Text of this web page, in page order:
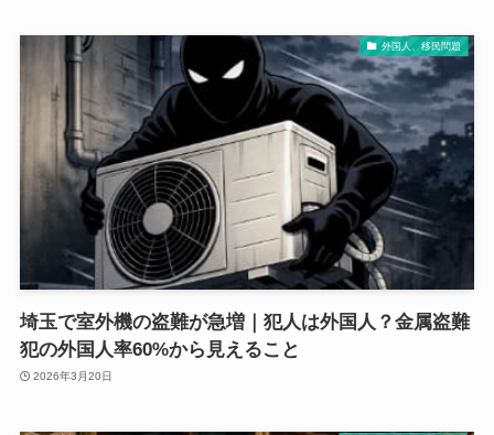
外国人、移民問題
埼玉で室外機の盗難が急増｜犯人は外国人？金属盗難
犯の外国人率60%から見えること
2026年3月20日